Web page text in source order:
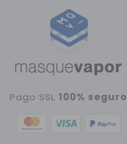
Pago SSL100% seguro